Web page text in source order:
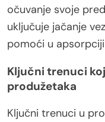
očuvanje svoje
uključuje jačanje
pomoći u
Ključni trenuci
produžetaka
Ključni trenuci u